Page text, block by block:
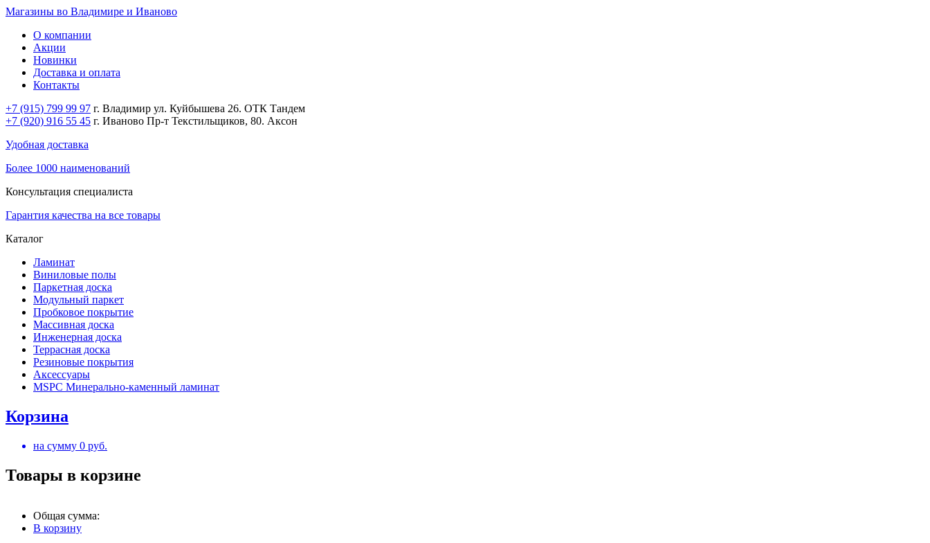
Магазины во Владимире и Иваново
О компании
Акции
Новинки
Доставка и оплата
Контакты
+7 (915) 799 99 97 г. Владимир ул. Куйбышева 26. ОТК Тандем
+7 (920) 916 55 45 г. Иваново Пр-т Текстильщиков, 80. Аксон
Удобная доставка
Более 1000 наименований
Консультация специалиста
Гарантия качества на все товары
Каталог
Ламинат
Виниловые полы
Паркетная доска
Модульный паркет
Пробковое покрытие
Массивная доска
Инженерная доска
Террасная доска
Резиновые покрытия
Аксессуары
MSPC Минерально-каменный ламинат
Корзина
на сумму 0 руб.
Товары в корзине
Общая сумма:
В корзину